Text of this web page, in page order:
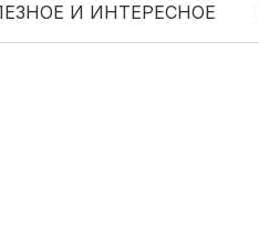
И ИНТЕРЕСНОЕ